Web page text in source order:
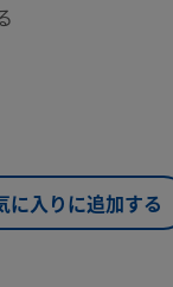
に入りに追加する